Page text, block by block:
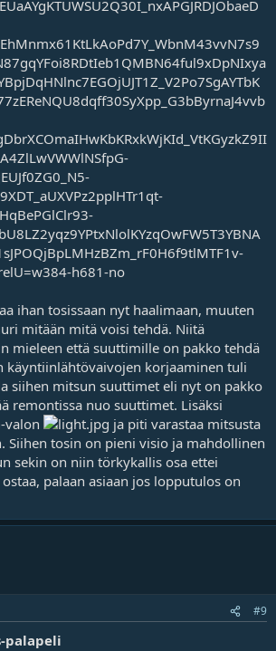
ihan tosissaan nyt haalimaan, muuten
mitään mitä voisi tehdä. Niitä
mieleen että suuttimille on pakko tehdä
käyntiinlähtövaivojen korjaaminen tuli
siihen mitsun suuttimet eli nyt on pakko
remontissa nuo suuttimet. Lisäksi
valon
ja piti varastaa mitsusta
Siihen tosin on pieni visio ja mahdollinen
sekin on niin törkykallis osa ettei
palaan asiaan jos lopputulos on
#9
palapeli